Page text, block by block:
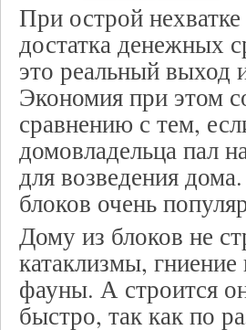
При острой
достатка денежных
это реальный выход
Экономия при этом
сравнению с тем,
домовладельца пал
для возведения
блоков очень
Дому из блоков не
катаклизмы, гниение
фауны. А строится
быстро, так как по